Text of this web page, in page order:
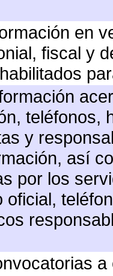
en
fiscal y
teléfonos,
y
así
por los
oficial,